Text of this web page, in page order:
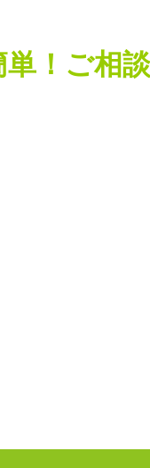
単！ご相